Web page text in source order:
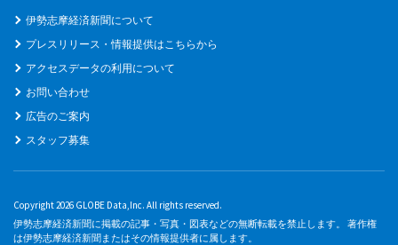
伊勢志摩経済新聞について
プレスリリース・情報提供はこちらから
アクセスデータの利用について
お問い合わせ
広告のご案内
スタッフ募集
Copyright 2026 GLOBE Data,Inc. All rights reserved.
伊勢志摩経済新聞に掲載の記事・写真・図表などの無断転載を禁止します。 著作権
は伊勢志摩経済新聞またはその情報提供者に属します。